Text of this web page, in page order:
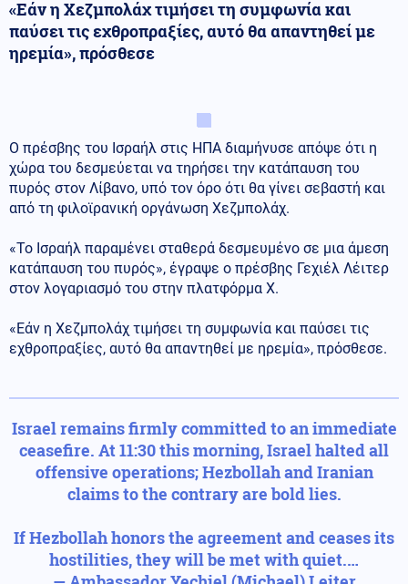
«Εάν η Χεζμπολάχ τιμήσει τη συμφωνία και
παύσει τις εχθροπραξίες, αυτό θα απαντηθεί με
ηρεμία», πρόσθεσε
Ο πρέσβης του Ισραήλ στις ΗΠΑ διαμήνυσε απόψε ότι η
χώρα του δεσμεύεται να τηρήσει την κατάπαυση του
πυρός στον Λίβανο, υπό τον όρο ότι θα γίνει σεβαστή και
από τη φιλοϊρανική οργάνωση Χεζμπολάχ.
«Το Ισραήλ παραμένει σταθερά δεσμευμένο σε μια άμεση
κατάπαυση του πυρός», έγραψε ο πρέσβης Γεχιέλ Λέιτερ
στον λογαριασμό του στην πλατφόρμα Χ.
«Εάν η Χεζμπολάχ τιμήσει τη συμφωνία και παύσει τις
εχθροπραξίες, αυτό θα απαντηθεί με ηρεμία», πρόσθεσε.
Israel remains firmly committed to an immediate
ceasefire. At 11:30 this morning, Israel halted all
offensive operations; Hezbollah and Iranian
claims to the contrary are bold lies.
If Hezbollah honors the agreement and ceases its
hostilities, they will be met with quiet.…